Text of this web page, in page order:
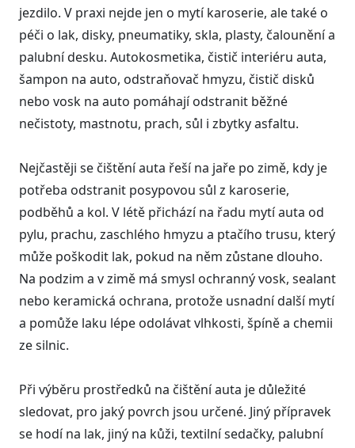
jezdilo. V praxi nejde jen o mytí karoserie, ale také o
péči o lak, disky, pneumatiky, skla, plasty, čalounění a
palubní desku. Autokosmetika, čistič interiéru auta,
šampon na auto, odstraňovač hmyzu, čistič disků
nebo vosk na auto pomáhají odstranit běžné
nečistoty, mastnotu, prach, sůl i zbytky asfaltu.
Nejčastěji se čištění auta řeší na jaře po zimě, kdy je
potřeba odstranit posypovou sůl z karoserie,
podběhů a kol. V létě přichází na řadu mytí auta od
pylu, prachu, zaschlého hmyzu a ptačího trusu, který
může poškodit lak, pokud na něm zůstane dlouho.
Na podzim a v zimě má smysl ochranný vosk, sealant
nebo keramická ochrana, protože usnadní další mytí
a pomůže laku lépe odolávat vlhkosti, špíně a chemii
ze silnic.
Při výběru prostředků na čištění auta je důležité
sledovat, pro jaký povrch jsou určené. Jiný přípravek
se hodí na lak, jiný na kůži, textilní sedačky, palubní